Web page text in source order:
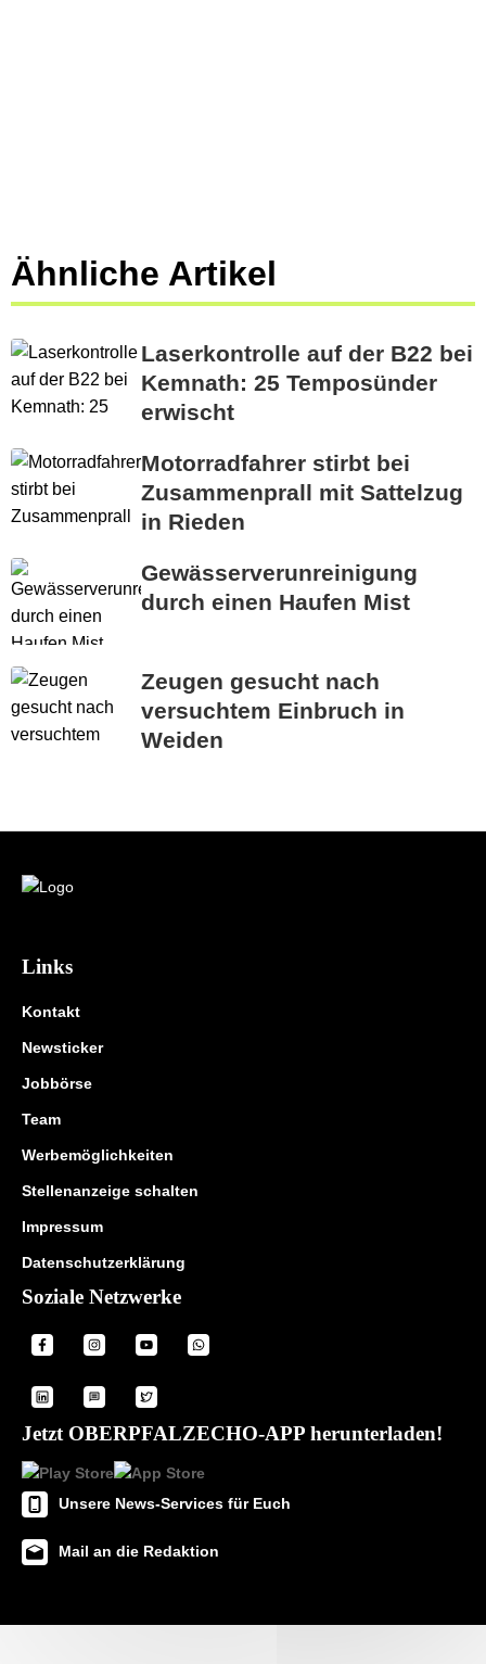
Ähnliche Artikel
Laserkontrolle auf der B22 bei
Kemnath: 25 Temposünder
erwischt
Motorradfahrer stirbt bei
Zusammenprall mit Sattelzug
in Rieden
Gewässerverunreinigung
durch einen Haufen Mist
Zeugen gesucht nach
versuchtem Einbruch in
Weiden
Links
Kontakt
Newsticker
Jobbörse
Team
Werbemöglichkeiten
Stellenanzeige schalten
Impressum
Datenschutzerklärung
Soziale Netzwerke
Jetzt OBERPFALZECHO-APP herunterladen!
Unsere News-Services für Euch
Mail an die Redaktion